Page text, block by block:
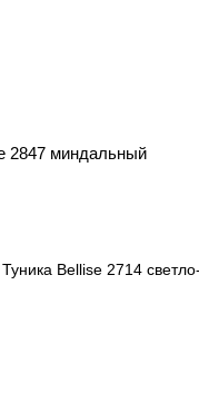
2847 миндальный